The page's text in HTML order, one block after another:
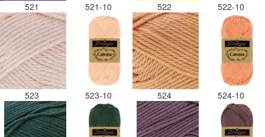
521 521-10 522 522-10
523 523-10 524 524-10